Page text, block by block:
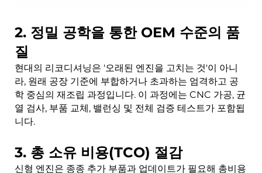
2. 정밀 공학을 통한 OEM 수준의 품
질
현대의 리코디셔닝은 '오래된 엔진을 고치는 것'이 아니
라, 원래 공장 기준에 부합하거나 초과하는 엄격하고 공
학 중심의 재조립 과정입니다. 이 과정에는 CNC 가공, 균
열 검사, 부품 교체, 밸런싱 및 전체 검증 테스트가 포함됩
니다.
3. 총 소유 비용(TCO) 절감
신형 엔진은 종종 추가 부품과 업데이트가 필요해 총비용